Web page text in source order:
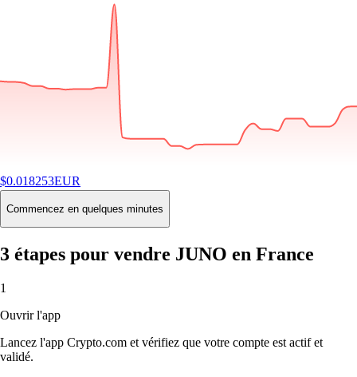
$0.018253EUR
-2.14%24H
Buy
Commencez en quelques minutes
3 étapes pour vendre JUNO en France
1
Ouvrir l'app
Lancez l'app Crypto.com et vérifiez que votre compte est actif et
validé.